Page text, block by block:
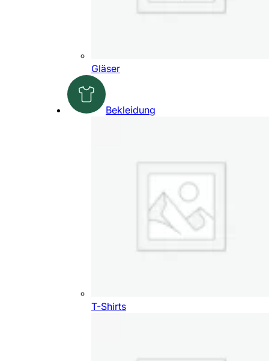
Gläser
Bekleidung
T-Shirts